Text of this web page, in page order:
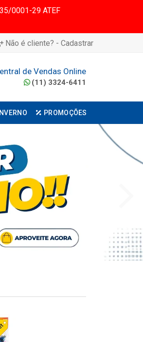
0001-29 ATEF
Não é cliente? - Cadastrar
de Vendas Online
(11) 3324-6411
INVERNO PROMOÇÕES